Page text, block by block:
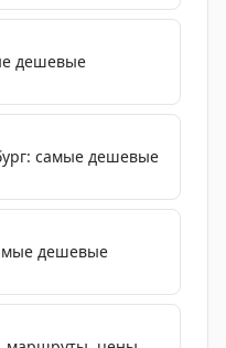
дешевые
самые дешевые
дешевые